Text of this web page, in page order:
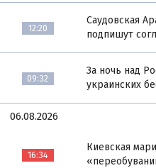
12:20
Саудовская
подпишут
09:32
За ночь над
украинских
06.08.2026
16:34
Киевская